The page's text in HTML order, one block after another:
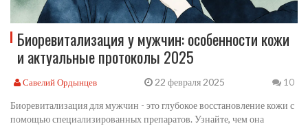
Биоревитализация у мужчин: особенности кожи
и актуальные протоколы 2025
Савелий Ордынцев 22 февраля 2025 10
Биоревитализация для мужчин - это глубокое восстановление кожи с
помощью специализированных препаратов. Узнайте, чем она